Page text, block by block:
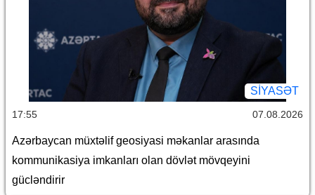
SİYASƏT
17:55 07.08.2026
Azərbaycan müxtəlif geosiyasi məkanlar arasında
kommunikasiya imkanları olan dövlət mövqeyini
gücləndirir